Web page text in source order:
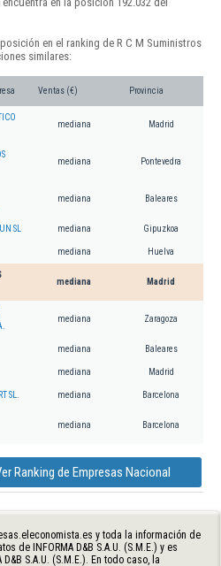
en el ranking de R C M Suministros
similares:
Ventas (€) Provincia
mediana Madrid
mediana Pontevedra
mediana Baleares
SL mediana Gipuzkoa
mediana Huelva
mediana Madrid
mediana Zaragoza
mediana Baleares
mediana Madrid
SL. mediana Barcelona
mediana Barcelona
Ranking de Empresas Nacional
y toda la información de
de INFORMA D&B S.A.U. (S.M.E.) y es
S.A.U. (S.M.E.). En todo caso, la